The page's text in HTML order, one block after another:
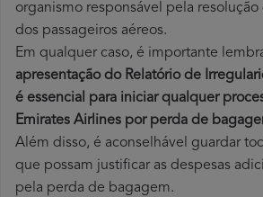
organismo responsável pela resolução
dos passageiros aéreos.
Em qualquer caso, é importante
apresentação do Relatório de
é essencial para iniciar qualquer
Emirates Airlines por perda de
Além disso, é aconselhável guardar
que possam justificar as despesas
pela perda de bagagem.